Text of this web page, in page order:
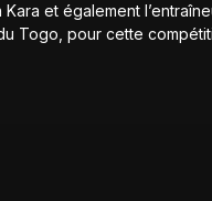
et également
Togo, pour cette